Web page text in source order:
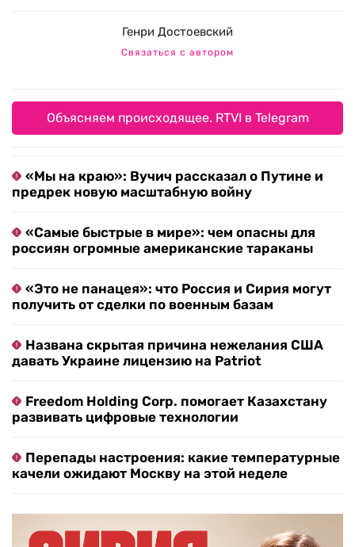
Генри Достоевский
Связаться с автором
Объясняем происходящее. RTVI в Telegram
«Мы на краю»: Вучич рассказал о Путине и
предрек новую масштабную войну
«Самые быстрые в мире»: чем опасны для
россиян огромные американские тараканы
«Это не панацея»: что Россия и Сирия могут
получить от сделки по военным базам
Названа скрытая причина нежелания США
давать Украине лицензию на Patriot
Freedom Holding Corp. помогает Казахстану
развивать цифровые технологии
Перепады настроения: какие температурные
качели ожидают Москву на этой неделе